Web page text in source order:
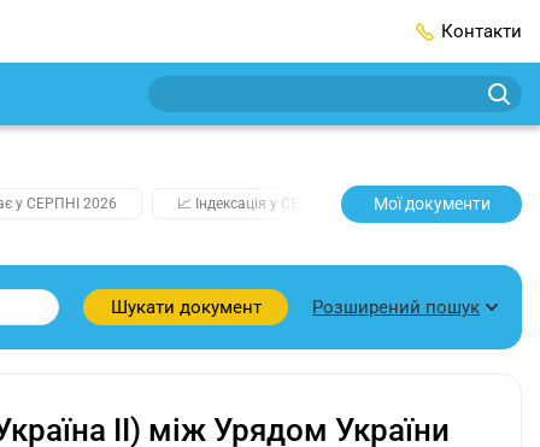
Контакти
у СЕРПНІ 2026 📈 Індексація у СЕРПНІ 2️⃣0️⃣2️⃣7️⃣ Усі
Мої документи
Шукати документ Розширений пошук
II) між Урядом України